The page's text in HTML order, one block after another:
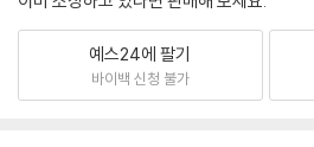
예스24에 팔기
바이백 신청 불가